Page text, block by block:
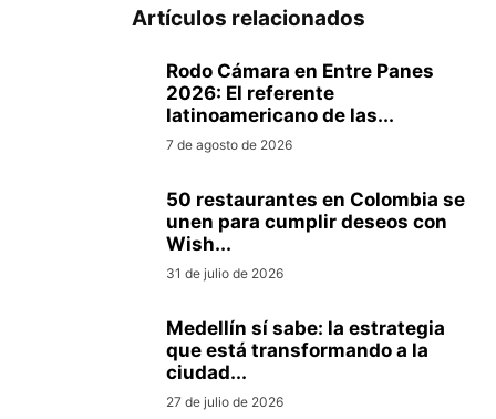
Artículos relacionados
Rodo Cámara en Entre Panes
2026: El referente
latinoamericano de las...
7 de agosto de 2026
50 restaurantes en Colombia se
unen para cumplir deseos con
Wish...
31 de julio de 2026
Medellín sí sabe: la estrategia
que está transformando a la
ciudad...
27 de julio de 2026